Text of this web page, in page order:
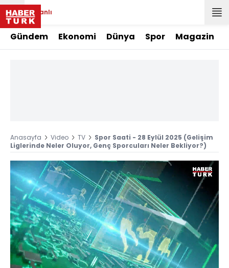
Canlı
Gündem Ekonomi Dünya Spor Magazin
Anasayfa Video TV
Spor Saati - 28 Eylül 2025 (Gelişim
Liglerinde Neler Oluyor, Genç Sporcuları Neler Bekliyor?)
Yüklendi:
1.22%